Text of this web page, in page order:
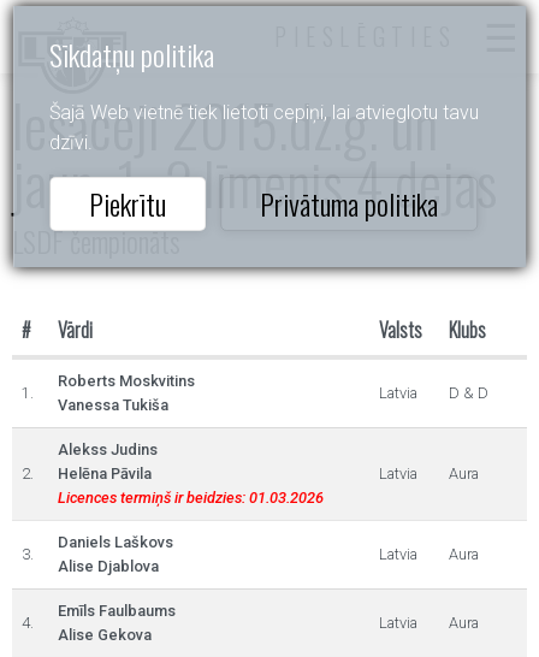
Sīkdatņu politika
Šajā Web vietnē tiek lietoti cepiņi, lai atvieglotu tavu
dzīvi.
Piekrītu Privātuma politika
Iesācēji 2015.dz.g. un
jaun. 1.-2.līmenis 4 dejas
LSDF čempionāts
# Vārdi Valsts Klubs
1.
Roberts Moskvitins
Vanessa Tukiša
Latvia D & D
2.
Alekss Judins
Helēna Pāvila
Licences termiņš ir beidzies: 01.03.2026
Latvia Aura
3.
Daniels Laškovs
Alise Djablova
Latvia Aura
4.
Emīls Faulbaums
Alise Gekova
Latvia Aura